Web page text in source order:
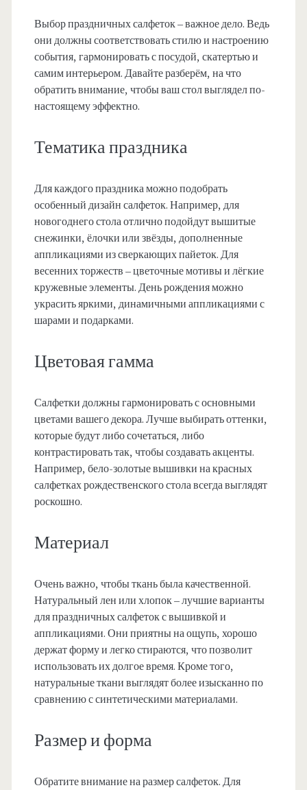
Выбор праздничных салфеток – важное дело. Ведь
они должны соответствовать стилю и настроению
события, гармонировать с посудой, скатертью и
самим интерьером. Давайте разберём, на что
обратить внимание, чтобы ваш стол выглядел по-
настоящему эффектно.
Тематика праздника
Для каждого праздника можно подобрать
особенный дизайн салфеток. Например, для
новогоднего стола отлично подойдут вышитые
снежинки, ёлочки или звёзды, дополненные
аппликациями из сверкающих пайеток. Для
весенних торжеств – цветочные мотивы и лёгкие
кружевные элементы. День рождения можно
украсить яркими, динамичными аппликациями с
шарами и подарками.
Цветовая гамма
Салфетки должны гармонировать с основными
цветами вашего декора. Лучше выбирать оттенки,
которые будут либо сочетаться, либо
контрастировать так, чтобы создавать акценты.
Например, бело-золотые вышивки на красных
салфетках рождественского стола всегда выглядят
роскошно.
Материал
Очень важно, чтобы ткань была качественной.
Натуральный лен или хлопок – лучшие варианты
для праздничных салфеток с вышивкой и
аппликациями. Они приятны на ощупь, хорошо
держат форму и легко стираются, что позволит
использовать их долгое время. Кроме того,
натуральные ткани выглядят более изысканно по
сравнению с синтетическими материалами.
Размер и форма
Обратите внимание на размер салфеток. Для